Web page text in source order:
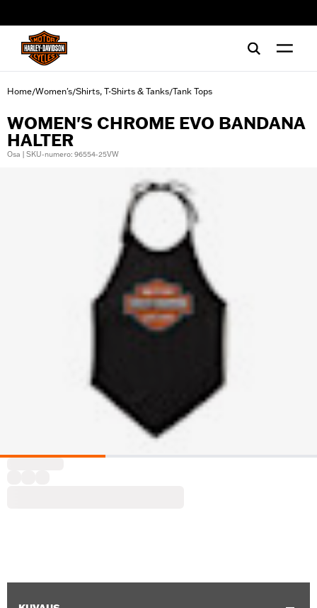
Home/Women's/Shirts, T-Shirts & Tanks/Tank Tops
WOMEN'S CHROME EVO BANDANA
HALTER
Osa | SKU-numero: 96554-25VW